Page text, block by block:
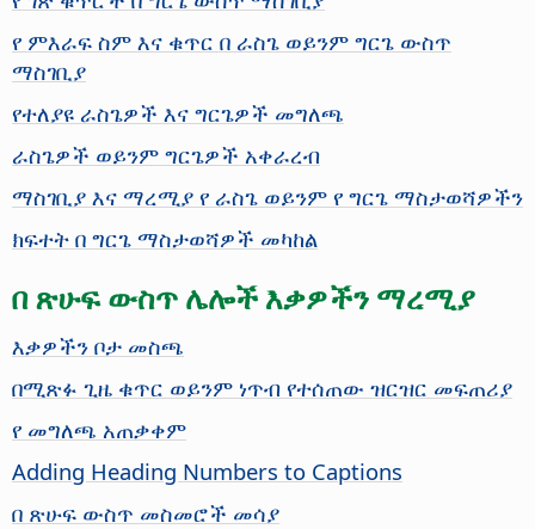
የ ምእራፍ ስም እና ቁጥር በ ራስጌ ወይንም ግርጌ ውስጥ
ማስገቢያ
የተለያዩ ራስጌዎች እና ግርጌዎች መግለጫ
ራስጌዎች ወይንም ግርጌዎች አቀራረብ
ማስገቢያ እና ማረሚያ የ ራስጌ ወይንም የ ግርጌ ማስታወሻዎችን
ክፍተት በ ግርጌ ማስታወሻዎች መካከል
በ ጽሁፍ ውስጥ ሌሎች እቃዎችን ማረሚያ
እቃዎችን ቦታ መስጫ
በሚጽፉ ጊዜ ቁጥር ወይንም ነጥብ የተሰጠው ዝርዝር መፍጠሪያ
የ መግለጫ አጠቃቀም
Adding Heading Numbers to Captions
በ ጽሁፍ ውስጥ መስመሮች መሳያ